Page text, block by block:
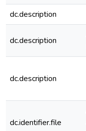
dc.description
dc.description
dc.description
dc.identifier.file